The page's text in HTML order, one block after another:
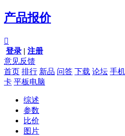
产品报价

登录 | 注册
意见反馈
首页 排行 新品 问答 下载 论坛 手机
卡 平板电脑
综述
参数
比价
图片